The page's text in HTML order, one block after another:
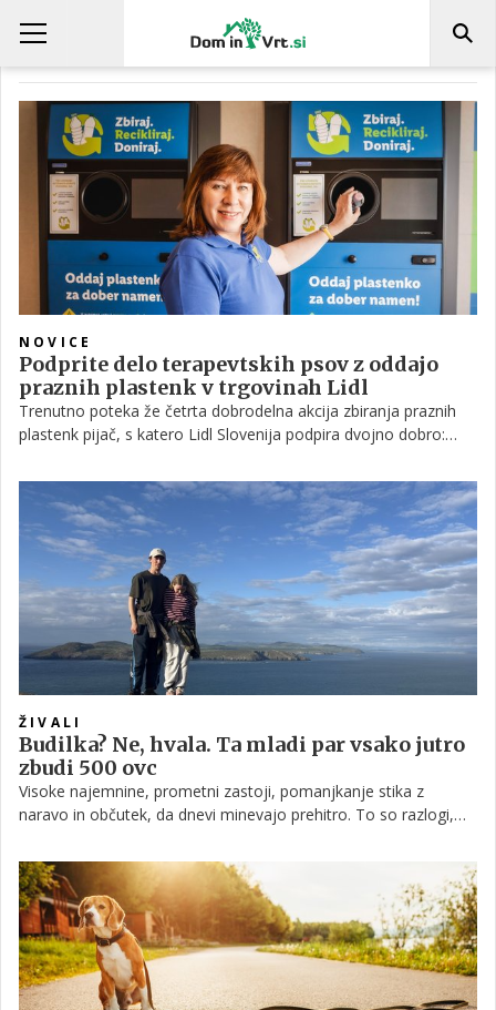
DELO OD DOMA
NOVICE
Podprite delo terapevtskih psov z oddajo
praznih plastenk v trgovinah Lidl
Trenutno poteka že četrta dobrodelna akcija zbiranja praznih
plastenk pijač, s katero Lidl Slovenija podpira dvojno dobro:
ŽIVALI
Budilka? Ne, hvala. Ta mladi par vsako jutro
zbudi 500 ovc
Visoke najemnine, prometni zastoji, pomanjkanje stika z
naravo in občutek, da dnevi minevajo prehitro. To so razlogi,
svoje sanje tudi zares uresničijo.